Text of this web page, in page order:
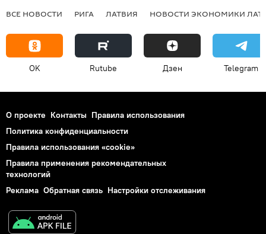
ВСЕ НОВОСТИ РИГА ЛАТВИЯ НОВОСТИ ЭКОНОМИКИ
OK Rutube Дзен Telegram
О проекте Контакты Правила использования
Политика конфиденциальности
Правила использования «cookie»
Правила применения рекомендательных
технологий
Реклама Обратная связь Настройки отслеживания